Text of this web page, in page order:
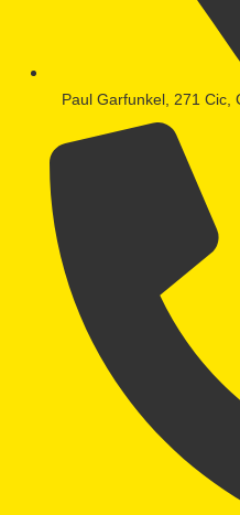
Paul Garfunkel, 271 Cic,